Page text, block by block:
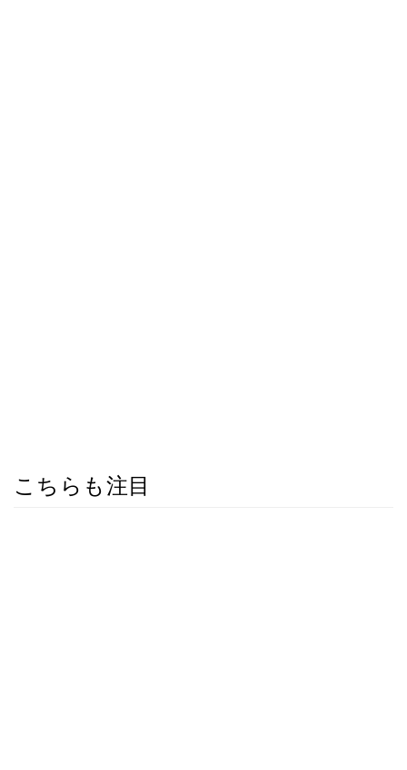
こちらも注目